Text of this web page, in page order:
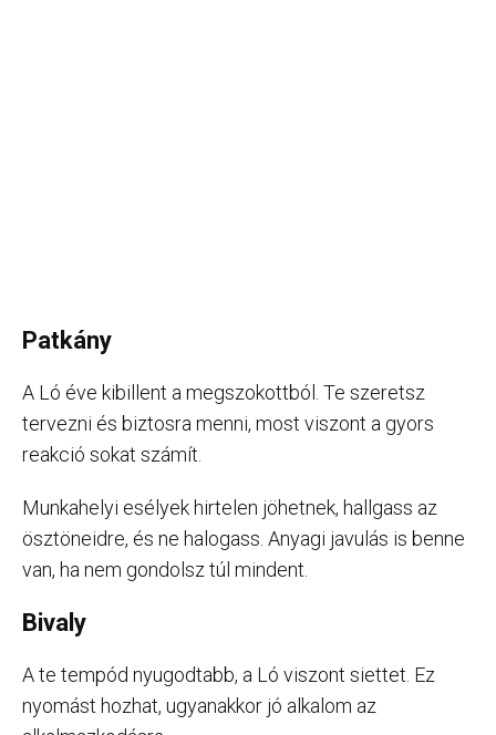
Patkány
A Ló éve kibillent a megszokottból. Te szeretsz
tervezni és biztosra menni, most viszont a gyors
reakció sokat számít.
Munkahelyi esélyek hirtelen jöhetnek, hallgass az
ösztöneidre, és ne halogass. Anyagi javulás is benne
van, ha nem gondolsz túl mindent.
Bivaly
A te tempód nyugodtabb, a Ló viszont siettet. Ez
nyomást hozhat, ugyanakkor jó alkalom az